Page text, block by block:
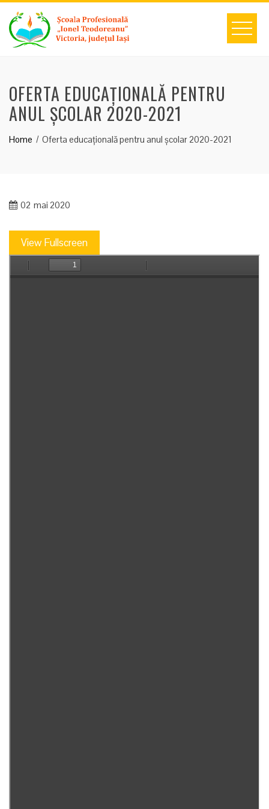
content
OFERTA EDUCAȚIONALĂ PENTRU
ANUL ȘCOLAR 2020-2021
Home Oferta educațională pentru anul școlar 2020-2021
02 mai 2020
View Fullscreen